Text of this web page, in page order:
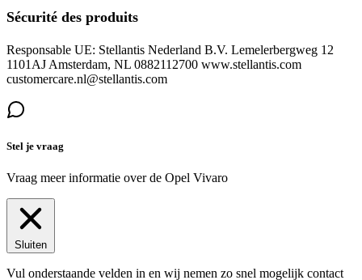
Sécurité des produits
Responsable UE: Stellantis Nederland B.V. Lemelerbergweg 12
1101AJ Amsterdam, NL 0882112700 www.stellantis.com
customercare.nl@stellantis.com
Stel je vraag
Vraag meer informatie over de Opel Vivaro
Sluiten
Vul onderstaande velden in en wij nemen zo snel mogelijk contact